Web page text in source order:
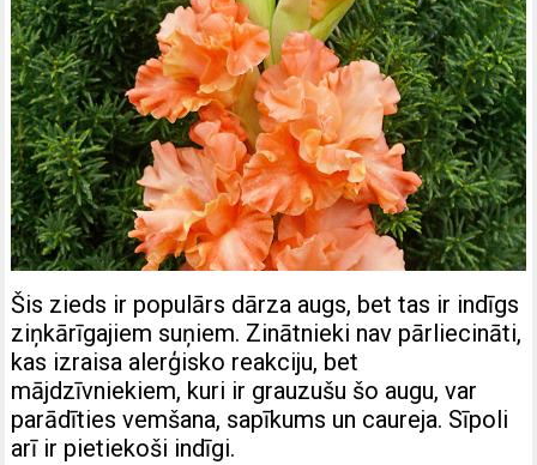
Šis zieds ir populārs dārza augs, bet tas ir indīgs
ziņkārīgajiem suņiem. Zinātnieki nav pārliecināti,
kas izraisa alerģisko reakciju, bet
mājdzīvniekiem, kuri ir grauzušu šo augu, var
parādīties vemšana, sapīkums un caureja. Sīpoli
arī ir pietiekoši indīgi.